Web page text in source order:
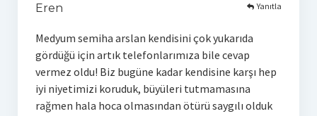
Eren
Medyum semiha arslan kendisini çok yukarıda
gördüğü için artık telefonlarımıza bile cevap
vermez oldu! Biz bugüne kadar kendisine karşı hep
iyi niyetimizi koruduk, büyüleri tutmamasına
rağmen hala hoca olmasından ötürü saygılı olduk
Yanıtla